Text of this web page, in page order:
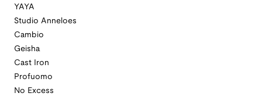
YAYA
Studio Anneloes
Cambio
Geisha
Cast Iron
Profuomo
No Excess